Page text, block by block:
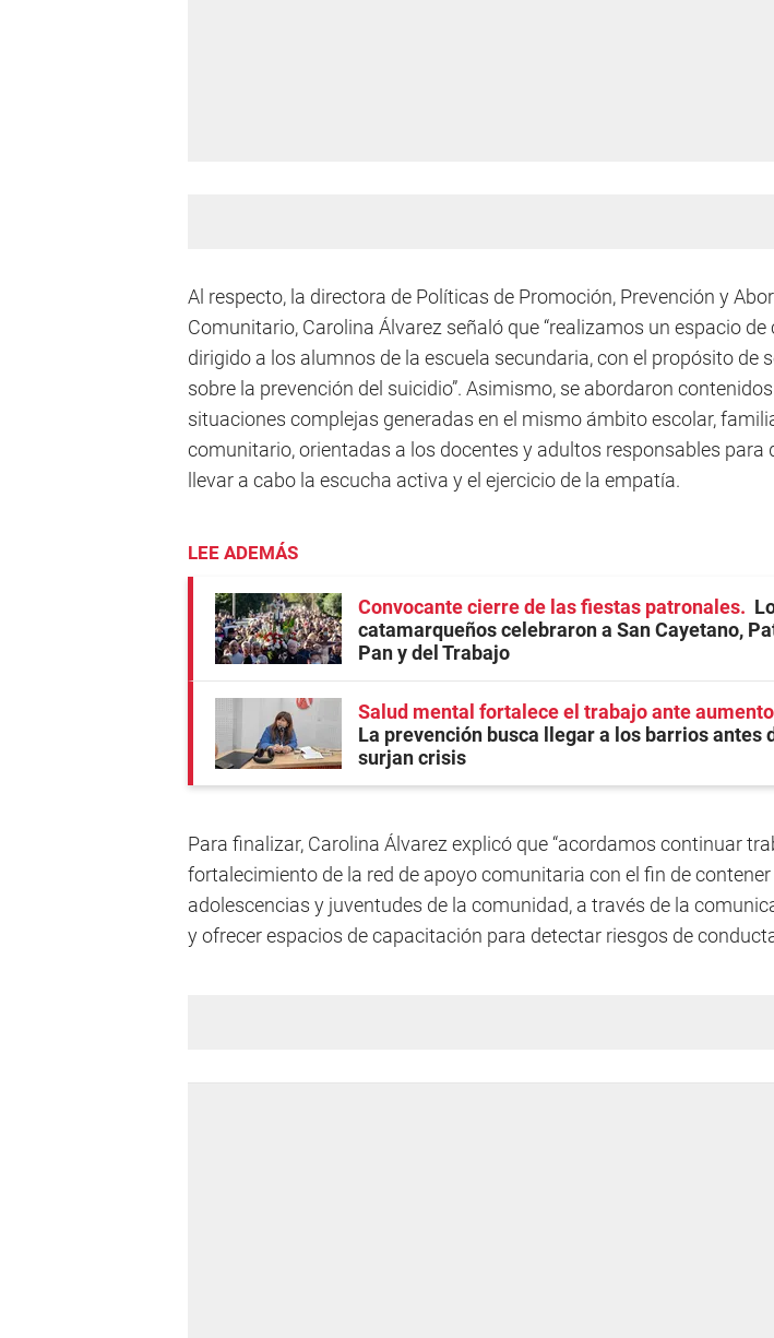
Al respecto, la directora de Políticas de Promoción, Prevención y
Comunitario, Carolina Álvarez señaló que “realizamos un espacio de
dirigido a los alumnos de la escuela secundaria, con el propósito de
sobre la prevención del suicidio”. Asimismo, se abordaron
situaciones complejas generadas en el mismo ámbito escolar,
comunitario, orientadas a los docentes y adultos responsables para
llevar a cabo la escucha activa y el ejercicio de la empatía.
LEE ADEMÁS
Convocante cierre de las fiestas patronales
catamarqueños celebraron a San Cayetano,
Pan y del Trabajo
Salud mental fortalece el trabajo ante
La prevención busca llegar a los barrios antes
surjan crisis
Para finalizar, Carolina Álvarez explicó que “acordamos continuar
fortalecimiento de la red de apoyo comunitaria con el fin de contener
adolescencias y juventudes de la comunidad, a través de la
y ofrecer espacios de capacitación para detectar riesgos de